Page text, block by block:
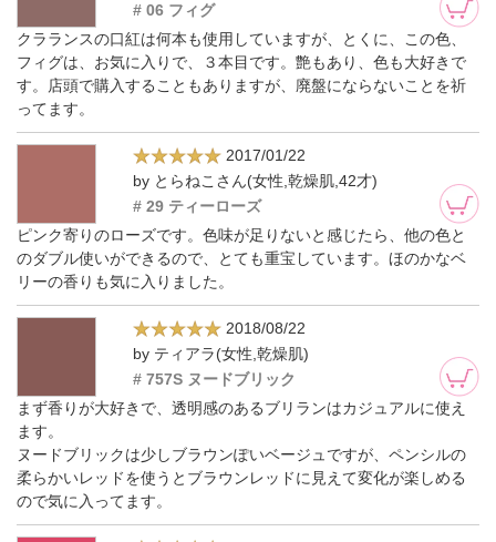
# 06 フィグ
クラランスの口紅は何本も使用していますが、とくに、この色、
フィグは、お気に入りで、３本目です。艶もあり、色も大好きで
す。店頭で購入することもありますが、廃盤にならないことを祈
ってます。
2017/01/22
by とらねこさん(女性,乾燥肌,42才)
# 29 ティーローズ
ピンク寄りのローズです。色味が足りないと感じたら、他の色と
のダブル使いができるので、とても重宝しています。ほのかなベ
リーの香りも気に入りました。
2018/08/22
by ティアラ(女性,乾燥肌)
# 757S ヌードブリック
まず香りが大好きで、透明感のあるブリランはカジュアルに使え
ます。
ヌードブリックは少しブラウンぽいベージュですが、ペンシルの
柔らかいレッドを使うとブラウンレッドに見えて変化が楽しめる
ので気に入ってます。